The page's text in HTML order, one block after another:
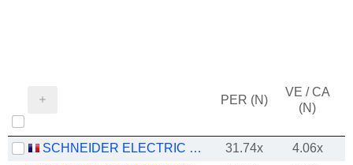
PER (N)
VE / CA
(N)
SCHNEIDER ELECTRIC SE 31.74x 4.06x